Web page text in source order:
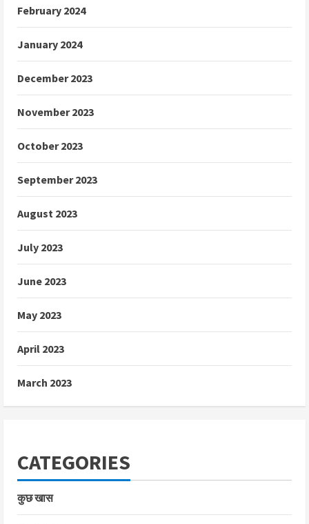
February 2024
January 2024
December 2023
November 2023
October 2023
September 2023
August 2023
July 2023
June 2023
May 2023
April 2023
March 2023
CATEGORIES
कुछ खास